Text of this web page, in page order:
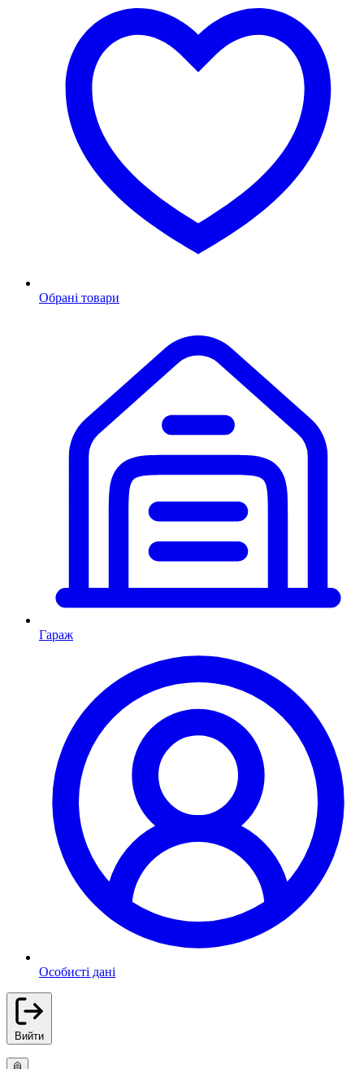
Обрані товари
Гараж
Особисті дані
Вийти